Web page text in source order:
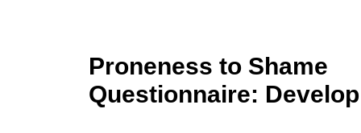
Proneness to Shame
Questionnaire: